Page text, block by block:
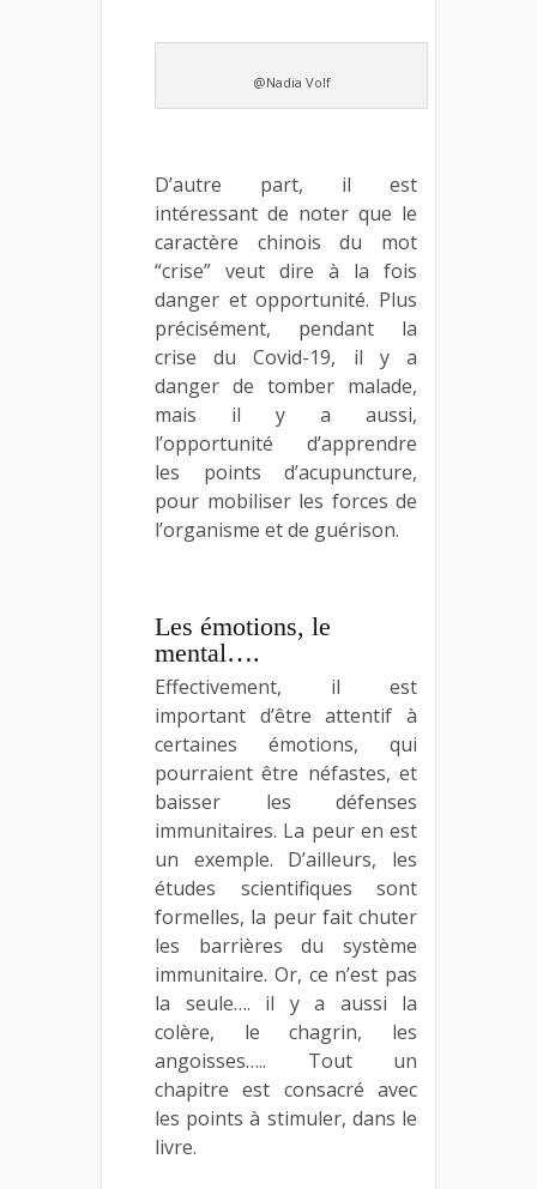
@Nadia Volf
D’autre part, il est
intéressant de noter que le
caractère chinois du mot
“crise” veut dire à la fois
danger et opportunité. Plus
précisément, pendant la
crise du Covid-19, il y a
danger de tomber malade,
mais il y a aussi,
l’opportunité d’apprendre
les points d’acupuncture,
pour mobiliser les forces de
l’organisme et de guérison.
Les émotions, le
mental….
Effectivement, il est
important d’être attentif à
certaines émotions, qui
pourraient être néfastes, et
baisser les défenses
immunitaires. La peur en est
un exemple. D’ailleurs, les
études scientifiques sont
formelles, la peur fait chuter
les barrières du système
immunitaire. Or, ce n’est pas
la seule…. il y a aussi la
colère, le chagrin, les
angoisses….. Tout un
chapitre est consacré avec
les points à stimuler, dans le
livre.